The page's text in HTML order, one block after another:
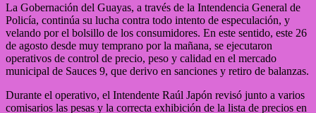
La Gobernación del Guayas, a través de la Intendencia General de
Policía, continúa su lucha contra todo intento de especulación, y
velando por el bolsillo de los consumidores. En este sentido, este 26
de agosto desde muy temprano por la mañana, se ejecutaron
operativos de control de precio, peso y calidad en el mercado
municipal de Sauces 9, que derivo en sanciones y retiro de balanzas.
Durante el operativo, el Intendente Raúl Japón revisó junto a varios
comisarios las pesas y la correcta exhibición de la lista de precios en